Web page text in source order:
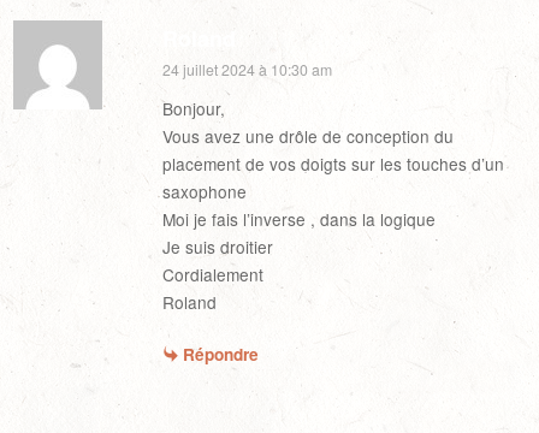
24 juillet 2024 à 10:30 am
Bonjour,
Vous avez une drôle de conception du
placement de vos doigts sur les touches d’un
saxophone
Moi je fais l’inverse , dans la logique
Je suis droitier
Cordialement
Roland
Répondre